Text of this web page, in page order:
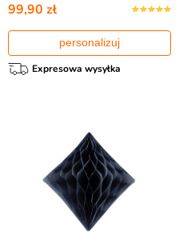
99,90 zł
personalizuj
Expresowa wysyłka